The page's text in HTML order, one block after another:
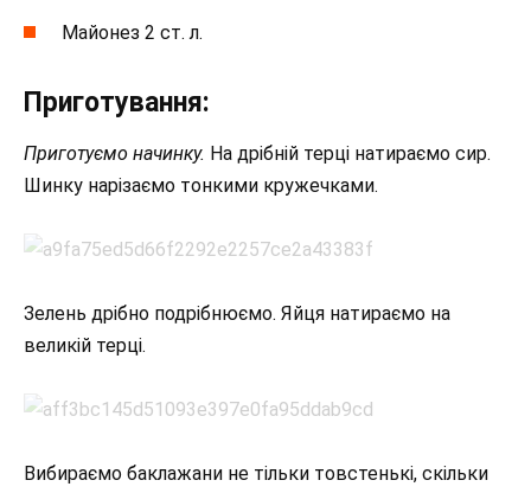
Майонез 2 ст. л.
Приготування:
Приготуємо начинку. На дрібній терці натираємо сир.
Шинку нарізаємо тонкими кружечками.
Зелень дрібно подрібнюємо. Яйця натираємо на
великій терці.
Вибираємо баклажани не тільки товстенькі, скільки